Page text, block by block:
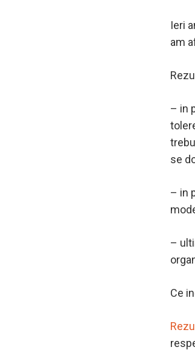
Ieri
am
– in
se
– in
–
Ce